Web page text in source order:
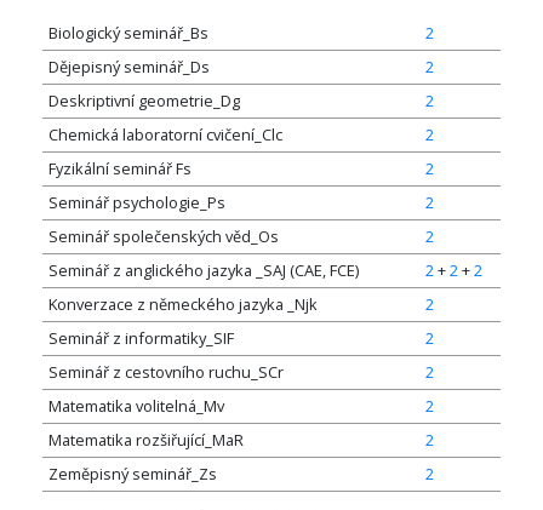
Biologický seminář_Bs
2
Dějepisný seminář_Ds
2
Deskriptivní geometrie_Dg
2
Chemická laboratorní cvičení_Clc
2
Fyzikální seminář Fs
2
Seminář psychologie_Ps
2
Seminář společenských věd_Os
2
Seminář z anglického jazyka _SAJ (CAE, FCE)
2+2+2
Konverzace z německého jazyka _Njk
2
Seminář z informatiky_SIF
2
Seminář z cestovního ruchu_SCr
2
Matematika volitelná_Mv
2
Matematika rozšiřující_MaR
2
Zeměpisný seminář_Zs
2